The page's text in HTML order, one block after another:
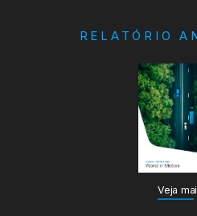
RELATÓRIO
Veja